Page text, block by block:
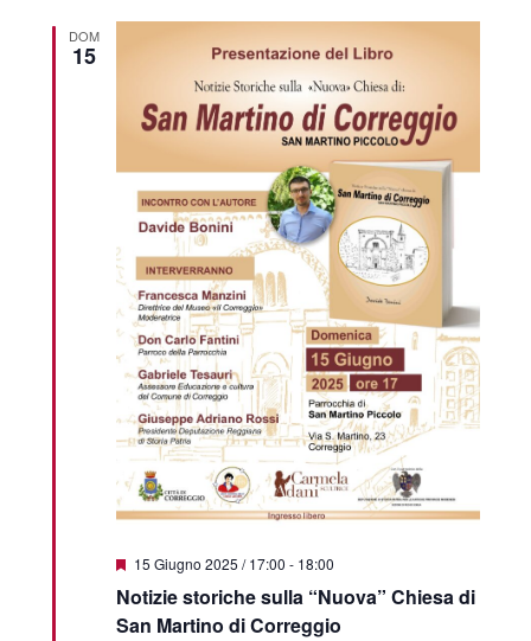
DOM
15
Segnalati
15 Giugno 2025 / 17:00 - 18:00
Notizie storiche sulla “Nuova” Chiesa di
San Martino di Correggio